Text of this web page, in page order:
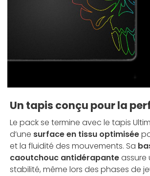
Un tapis conçu pour la
Le pack se termine avec le tapis
d’une surface en tissu optimisée
et la fluidité des mouvements. Sa
caoutchouc antidérapanteassure
stabilité, même lors des phases de